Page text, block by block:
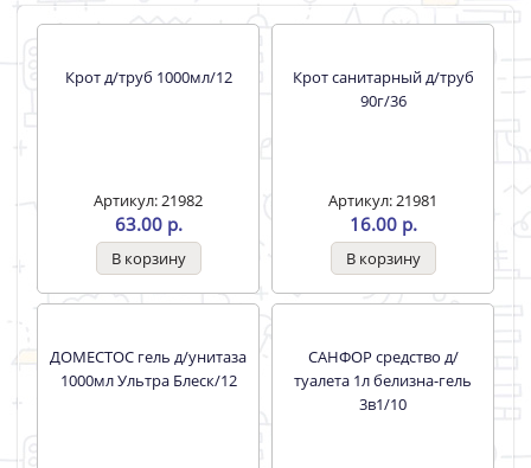
Крот д/труб 1000мл/12
Артикул: 21982
63.00 р.
Крот санитарный д/труб
90г/36
Артикул: 21981
16.00 р.
ДОМЕСТОС гель д/унитаза
1000мл Ультра Блеск/12
САНФОР средство д/
туалета 1л белизна-гель
3в1/10